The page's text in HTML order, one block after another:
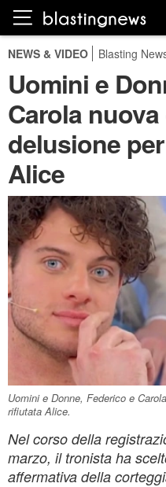
NEWS & VIDEO Blasting
Uomini e
Carola
delusione
Alice
Uomini e Donne, Federico e
rifiutata Alice.
Nel corso della
marzo, il tronista ha
affermativa della